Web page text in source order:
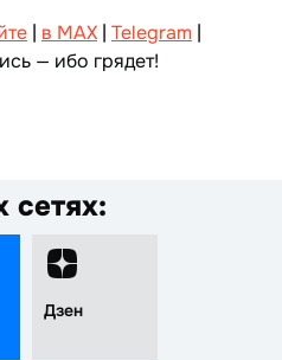
| в MAX | Telegram |
— ибо грядет!
сетях:
Дзен